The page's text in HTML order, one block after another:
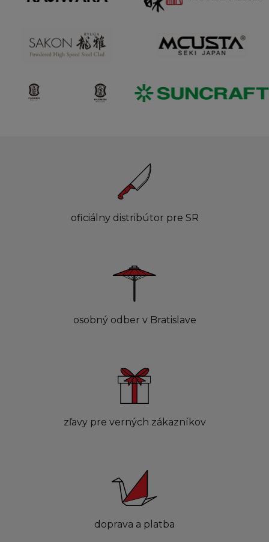
oficiálny distribútor pre SR
osobný odber v Bratislave
zľavy pre verných zákazníkov
doprava a platba